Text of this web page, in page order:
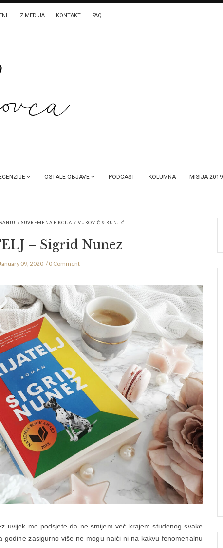
IZ MEDIJA KONTAKT FAQ
OSTALE OBJAVE PODCAST KOLUMNA MISIJA 2019
/ SUVREMENA FIKCIJA / VUKOVIĆ & RUNJIĆ
– Sigrid Nunez
January 09, 2020 0 Comment
uvijek me podsjete da ne smijem već krajem studenog svake
godine zasigurno više ne mogu naići ni na kakvu fenomenalnu